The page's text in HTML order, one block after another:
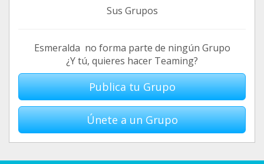
Sus Grupos
Esmeralda no forma parte de ningún Grupo
¿Y tú, quieres hacer Teaming?
Publica tu Grupo
Únete a un Grupo